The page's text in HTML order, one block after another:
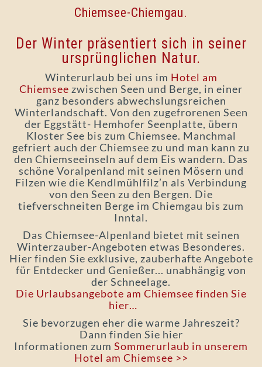
Chiemsee-Chiemgau.
Der Winter präsentiert sich in seiner
ursprünglichen Natur.
Winterurlaub bei uns im Hotel am
Chiemsee zwischen Seen und Berge, in einer
ganz besonders abwechslungsreichen
Winterlandschaft. Von den zugefrorenen Seen
der Eggstätt- Hemhofer Seenplatte, übern
Kloster See bis zum Chiemsee. Manchmal
gefriert auch der Chiemsee zu und man kann zu
den Chiemseeinseln auf dem Eis wandern. Das
schöne Voralpenland mit seinen Mösern und
Filzen wie die Kendlmühlfilz’n als Verbindung
von den Seen zu den Bergen. Die
tiefverschneiten Berge im Chiemgau bis zum
Inntal.
Das Chiemsee-Alpenland bietet mit seinen
Winterzauber-Angeboten etwas Besonderes.
Hier finden Sie exklusive, zauberhafte Angebote
für Entdecker und Genießer... unabhängig von
der Schneelage.
Die Urlaubsangebote am Chiemsee finden Sie
hier…
Sie bevorzugen eher die warme Jahreszeit?
Dann finden Sie hier
Informationen zum Sommerurlaub in unserem
Hotel am Chiemsee >>